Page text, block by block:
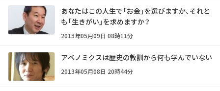
あなたはこの人生で「お金」を選びますか、それと
も「生きがい」を求めますか？
2013年05月09日 08時11分
アベノミクスは歴史の教訓から何も学んでいない
2013年05月08日 20時44分